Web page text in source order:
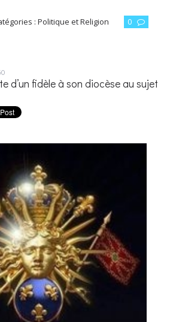
:Politique et Religion 0
d’un fidèle à son diocèse au sujet